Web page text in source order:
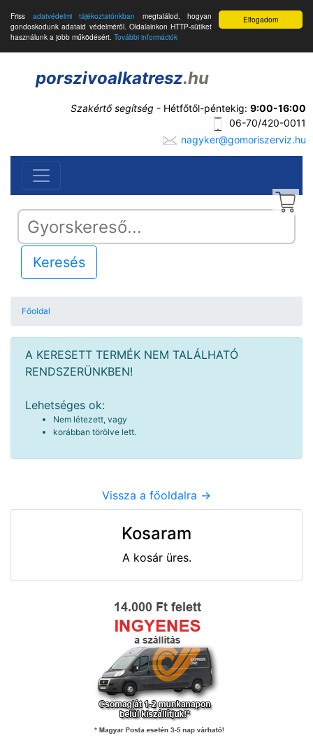
Elfogadom
Friss adatvédelmi tájékoztatónkban megtalálod, hogyan
gondoskodunk adataid védelméről. Oldalainkon HTTP-sütiket
használunk a jobb működésért. További információk
porszivoalkatresz.hu
Szakértő segítség - Hétfőtől-péntekig: 9:00-16:00
06-70/420-0011
nagyker@gomoriszerviz.hu
Keresés
Főoldal
A KERESETT TERMÉK NEM TALÁLHATÓ
RENDSZERÜNKBEN!
Lehetséges ok:
Nem létezett, vagy
korábban törölve lett.
Vissza a főoldalra ->
Kosaram
A kosár üres.